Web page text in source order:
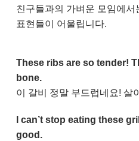
친구들과의 가벼운 모임에
표현들이 어울립니다.
These ribs are so tender!
bone.
이 갈비 정말 부드럽네요! 살
I can’t stop eating these
good.